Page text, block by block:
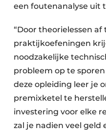
een foutenanalyse uit
“Door theorielessen af
praktijkoefeningen
noodzakelijke
probleem op te
deze opleiding leer je
premixketel te
investering voor elke
zal je nadien veel geld